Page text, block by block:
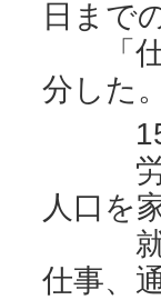
日まで
「仕
分した。
15歳
労働
人口を
就業
仕事、